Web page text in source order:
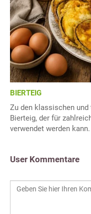
BIERTEIG
Zu den klassischen
Bierteig, der für
verwendet werden kann.
User Kommentare